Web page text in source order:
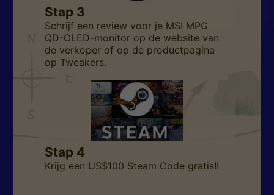
Stap 3
Schrijf een review voor je MSI MPG
QD-OLED-monitor op de website van
de verkoper of op de productpagina
op Tweakers.
Stap 4
Krijg een US$100 Steam Code gratis!!